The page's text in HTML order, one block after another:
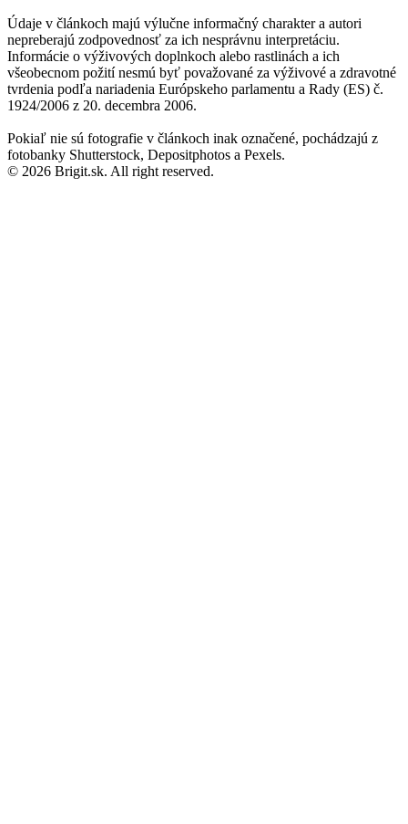
Údaje v článkoch majú výlučne informačný charakter a autori
nepreberajú zodpovednosť za ich nesprávnu interpretáciu.
Informácie o výživových doplnkoch alebo rastlinách a ich
všeobecnom požití nesmú byť považované za výživové a zdravotné
tvrdenia podľa nariadenia Európskeho parlamentu a Rady (ES) č.
1924/2006 z 20. decembra 2006.
Pokiaľ nie sú fotografie v článkoch inak označené, pochádzajú z
fotobanky Shutterstock, Depositphotos a Pexels.
© 2026 Brigit.sk. All right reserved.